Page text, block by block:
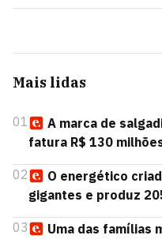
Mais lidas
01
A marca de
fatura R$ 130
02
O energético
gigantes e produz
03 Uma das famílias